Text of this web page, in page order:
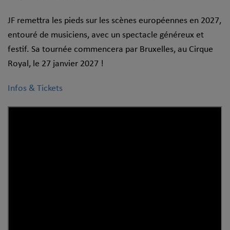
JF remettra les pieds sur les scènes européennes en 2027,
entouré de musiciens, avec un spectacle généreux et
festif. Sa tournée commencera par Bruxelles, au Cirque
Royal, le 27 janvier 2027 !
Infos & Tickets